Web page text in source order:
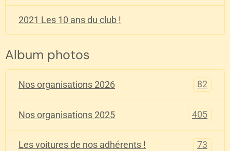
2021 Les 10 ans du club !
Album photos
Nos organisations 2026 82
Nos organisations 2025 405
Les voitures de nos adhérents ! 73